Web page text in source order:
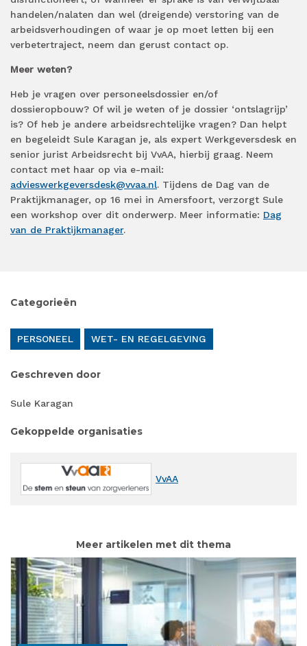
handelen/nalaten dan wel (dreigende) verstoring van de
arbeidsverhoudingen of waar je op moet letten bij een
verbetertraject, neem dan gerust contact op.
Meer weten?
Heb je vragen over personeelsdossier en/of
dossieropbouw? Of wil je weten of je dossier ‘ontslagrijp’
is? Of heb je andere arbeidsrechtelijke vragen? Dan helpt
en begeleidt Sule Karagan je, als expert Werkgeversdesk en
senior jurist Arbeidsrecht bij VvAA, hierbij graag. Neem
contact met haar op via e-mail:
advieswerkgeversdesk@vvaa.nl. Tijdens de Dag van de
Praktijkmanager, op 16 mei in Amersfoort, verzorgt Sule
een workshop over dit onderwerp. Meer informatie: Dag
van de Praktijkmanager.
Categorieën
PERSONEEL WET- EN REGELGEVING
Geschreven door
Sule Karagan
Gekoppelde organisaties
VvAA
Meer artikelen met dit thema